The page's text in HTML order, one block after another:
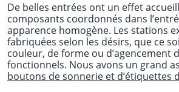
De belles entrées ont un effet
composants coordonnés dans
apparence homogène. Les stations
fabriquées selon les désirs, que ce
couleur, de forme ou d’agencement
fonctionnels. Nous avons un grand
boutons de sonnerie et d’étiquettes